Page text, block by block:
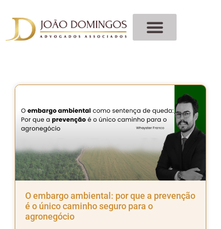
O embargo ambiental: por que a prevenção
é o único caminho seguro para o
agronegócio